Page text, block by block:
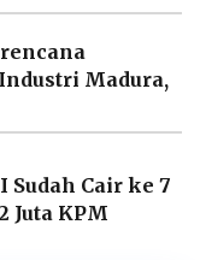
Madura,
Cair ke 7
Juta KPM